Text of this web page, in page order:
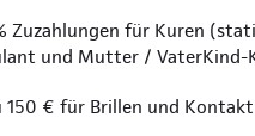
Zuzahlungen für Kuren
und Mutter / VaterKind-
150 € für Brillen und